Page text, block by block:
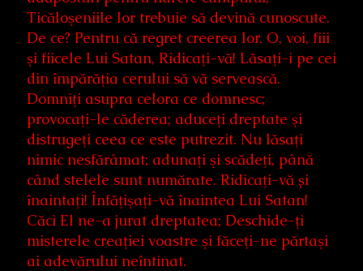
Ticăloşeniile lor trebuie să devină cunoscute.
De ce? Pentru că regret creerea lor. O, voi, fiii
şi fiicele Lui Satan, Ridicaţi-vă! Lăsaţi-i pe cei
din împărăţia cerului să vă servească.
Domniţi asupra celora ce domnesc;
provocaţi-le căderea; aduceţi dreptate şi
distrugeţi ceea ce este putrezit. Nu lăsaţi
nimic nesfărâmat; adunaţi şi scădeţi, până
când stelele sunt numărate. Ridicaţi-vă și
înaintaţi! Înfăţişaţi-vă înaintea Lui Satan!
Căci El ne-a jurat dreptatea; Deschide-ţi
misterele creaţiei voastre şi făceţi-ne părtaşi
ai adevărului neîntinat.